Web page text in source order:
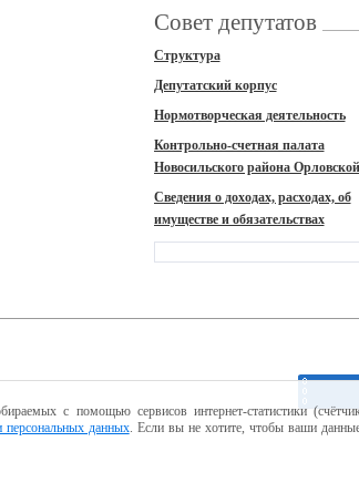
Совет депутатов
Структура
Депутатский корпус
Нормотворческая деятельность
Контрольно-счетная палата
Новосильского района
Сведения о доходах, расходах, об
имуществе и обязательствах
с помощью сервисов интернет-статистики
персональных данных. Если вы не хотите, чтобы ваши